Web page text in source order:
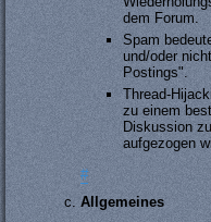
dem Forum.
Spam
und/oder
Postings".
Thread-
zu einem
Diskussion
aufgezogen
#
Allgemeines